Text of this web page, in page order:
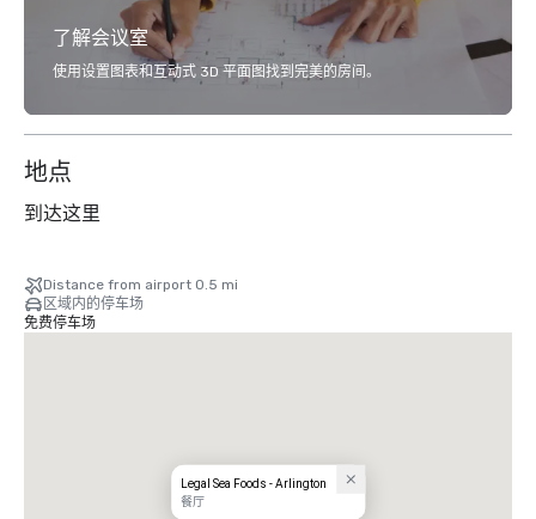
了解会议室
使用设置图表和互动式 3D 平面图找到完美的房间。
地点
到达这里
Distance from airport 0.5 mi
区域内的停车场
免费停车场
Legal Sea Foods - Arlington
餐厅